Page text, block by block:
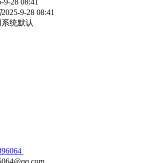
9-28 08:41
2025-9-28 08:41
统默认